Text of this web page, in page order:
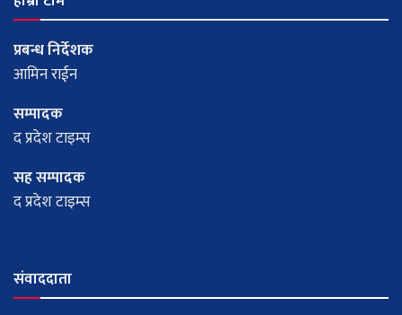
प्रबन्ध निर्देशक
आमिन राईन
सम्पादक
द प्रदेश टाइम्स
सह सम्पादक
द प्रदेश टाइम्स
संवाददाता